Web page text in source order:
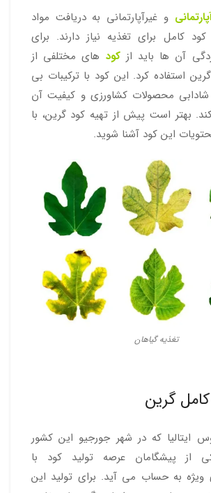
و غیرآپارتمانی به دریافت مواد
کامل برای تغذیه نیاز دارند. برای
آن ها باید ازکود های مختلفی از
استفاده کرد. این کود با ترکیبات بی
شادابی محصولات کشاورزی و کیفیت آن
بهتر است پیش از تهیه کود گرین، با
این کود آشنا شوید.
تغذیه گیاهان
گرین
ایتالیا که در شهر جورجیو این کشور
از پیشگامان عرصه تولید کود با
ویژه به حساب می آید. برای تولید این